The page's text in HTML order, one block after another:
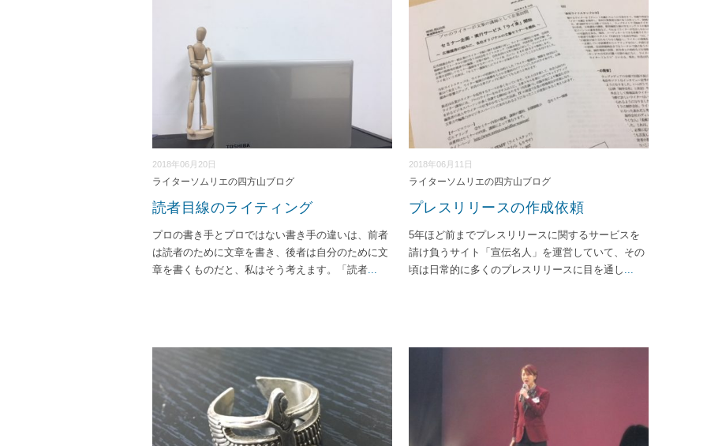
2018年06月20日
ライターソムリエの四方山ブログ
読者目線のライティング
プロの書き手とプロではない書き手の違いは、前者
は読者のために文章を書き、後者は自分のために文
章を書くものだと、私はそう考えます。「読者...
2018年06月11日
ライターソムリエの四方山ブログ
プレスリリースの作成依頼
5年ほど前までプレスリリースに関するサービスを
請け負うサイト「宣伝名人」を運営していて、その
頃は日常的に多くのプレスリリースに目を通し ...